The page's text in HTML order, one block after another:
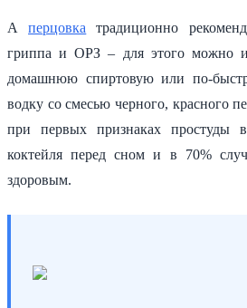
Аперцовка традиционно
гриппа и ОРЗ – для этого можно
домашнюю спиртовую или по-
водку со смесью черного, красного
при первых признаках простуды
коктейля перед сном и в 70%
здоровым.